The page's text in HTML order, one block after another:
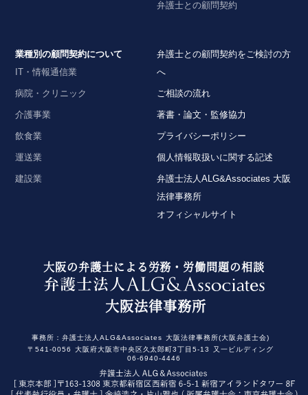
弁護士との顧問契約
業種別の顧問契約について
IT・情報通信業
病院・クリニック
介護事業
飲食業
運送業
建設業
弁護士との顧問契約をご検討の方
へ
ご相談の流れ
著書・論文・監修協力
プライバシーポリシー
個人情報取扱いに関する記述
弁護士法人ALG&Associates 大阪
法律事務所
オフィシャルサイト
大阪の弁護士による労務・労働問題の相談
大阪法律事務所
事務所：弁護士法人ALG&Associates 大阪法律事務所(大阪弁護士会)
〒541-0056
大阪府大阪市中央区久太郎町3丁目5-13
又一ビルディング
06-6940-4446